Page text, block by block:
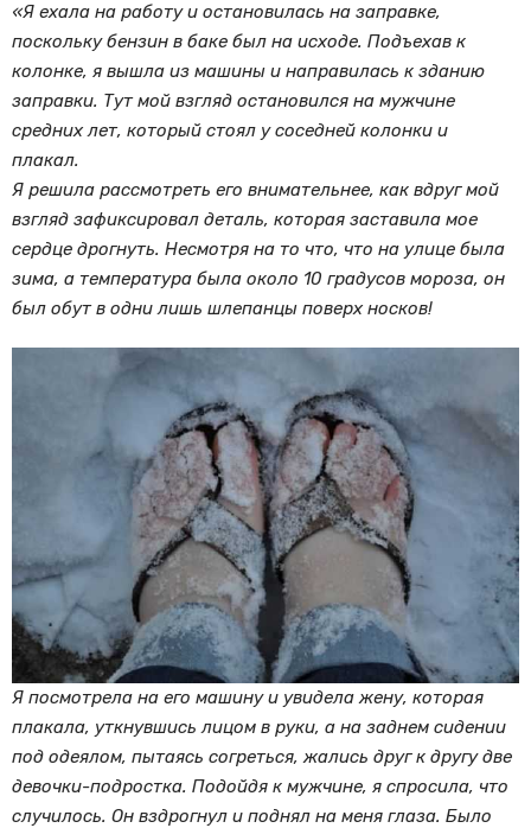
«Я ехала на работу и остановилась на заправке,
поскольку бензин в баке был на исходе. Подъехав к
колонке, я вышла из машины и направилась к зданию
заправки. Тут мой взгляд остановился на мужчине
средних лет, который стоял у соседней колонки и
плакал.
Я решила рассмотреть его внимательнее, как вдруг мой
взгляд зафиксировал деталь, которая заставила мое
сердце дрогнуть. Несмотря на то что, что на улице была
зима, а температура была около 10 градусов мороза, он
был обут в одни лишь шлепанцы поверх носков!
Я посмотрела на его машину и увидела жену, которая
плакала, уткнувшись лицом в руки, а на заднем сидении
под одеялом, пытаясь согреться, жались друг к другу две
девочки-подростка. Подойдя к мужчине, я спросила, что
случилось. Он вздрогнул и поднял на меня глаза. Было